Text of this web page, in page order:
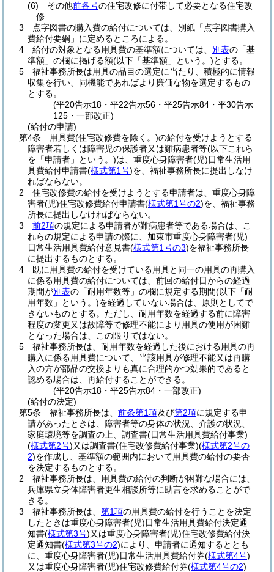
(6)
その他前各号の住宅改修に付帯して必要となる住宅改
修
3
点字図書の購入費の給付については、別紙「点字図書購入
費給付要綱」に定めるところによる。
4
給付の対象となる用具費の基準額については、 別表の「基
準額」の欄に掲げる額(以下「基準額」という。)とする。
5
福祉事務所長は用具の品目の選定に当たり、積極的に情報
収集を行い、同機能であればより廉価な物を選定するもの
とする。
(平20告示18・平22告示56・平25告示84・平30告示
125・一部改正)
(給付の申請)
第4条
用具費(住宅改修費を除く。)の給付を受けようとする
障害者若しくは障害児の保護者又は難病患者等(以下これら
を「申請者」という。)は、重度心身障害者(児)日常生活用
具費給付申請書(様式第1号)を、福祉事務所長に提出しなけ
ればならない。
2
住宅改修費の給付を受けようとする申請者は、重度心身障
害者(児)住宅改修費給付申請書(様式第1号の2)を、福祉事務
所長に提出しなければならない。
3
前2項の規定による申請者が難病患者等である場合は、こ
れらの規定による申請の際に、加東市重度心身障害者(児)
日常生活用具費給付意見書(様式第1号の3)を福祉事務所長
に提出するものとする。
4
既に用具費の給付を受けている用具と同一の用具の再購入
に係る用具費の給付については、前回の給付日からの経過
期間が別表の「耐用年数等」の欄に規定する期間(以下「耐
用年数」という。)を経過していない場合は、原則としてで
きないものとする。 ただし、耐用年数を経過する前に障害
程度の変更又は故障等で修理不能により用具の使用が困難
となった場合は、この限りではない。
5
福祉事務所長は、耐用年数を経過した後における用具の再
購入に係る用具費について、当該用具が修理不能又は再購
入の方が部品の交換よりも真に合理的かつ効果的であると
認める場合は、再給付することができる。
(平20告示18・平25告示84・一部改正)
(給付の決定)
第5条
福祉事務所長は、 前条第1項及び第2項に規定する申
請があったときは、障害者等の身体の状況、介護の状況、
家庭環境等を調査の上、調査書(日常生活用具費給付事業)
(様式第2号)又は調査書(住宅改修費給付事業)(様式第2号の
2)を作成し、基準額の範囲内において用具費の給付の要否
を決定するものとする。
2
福祉事務所長は、用具費の給付の判断が困難な場合には、
兵庫県立身体障害者更生相談所等に助言を求めることがで
きる。
3
福祉事務所長は、 第1項の用具費の給付を行うことを決定
したときは重度心身障害者(児)日常生活用具費給付決定通
知書(様式第3号)又は重度心身障害者(児)住宅改修費給付決
定通知書(様式第3号の2)により、申請者に通知するととも
に、重度心身障害者(児)日常生活用具費給付券(様式第4号)
又は重度心身障害者(児)住宅改修費給付券(様式第4号の2)